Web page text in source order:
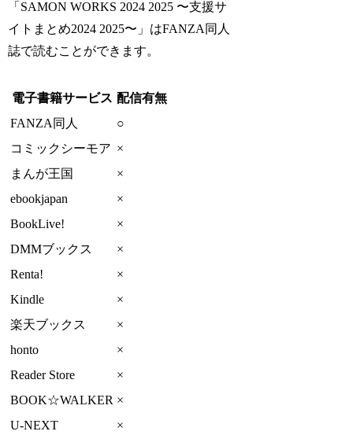
「SAMON WORKS 2024 2025 〜支援サ
イトまとめ2024 2025〜」はFANZA同人
誌で読むことができます。
電子書籍サービス 配信有無
FANZA同人
○
コミックシーモア ×
まんが王国
×
ebookjapan
×
BookLive!
×
DMMブックス
×
Renta!
×
Kindle
×
楽天ブックス
×
honto
×
Reader Store
×
BOOK☆WALKER ×
U-NEXT
×